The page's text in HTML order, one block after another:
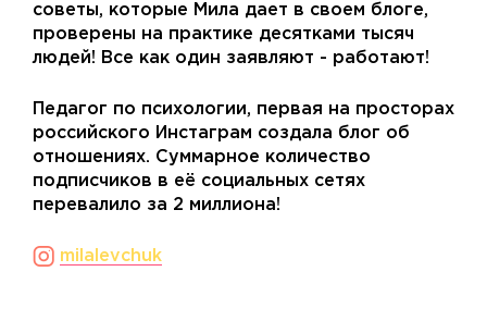
советы, которые Мила дает в своем блоге,
проверены на практике десятками тысяч
людей! Все как один заявляют - работают!
Педагог по психологии, первая на просторах
российского Инстаграм создала блог об
отношениях. Суммарное количество
подписчиков в её социальных сетях
перевалило за 2 миллиона!
milalevchuk